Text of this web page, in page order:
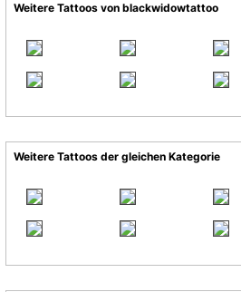
Weitere Tattoos von blackwidowtattoo
Weitere Tattoos der gleichen Kategorie